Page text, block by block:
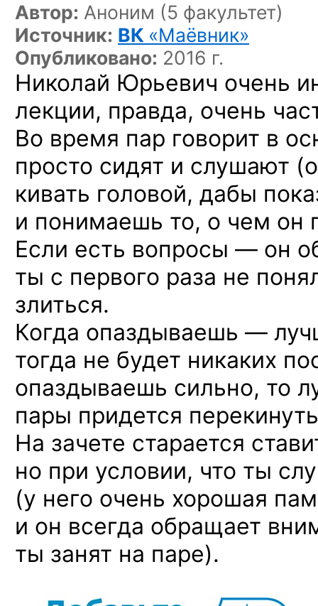
Автор: Аноним (5 факультет)
Источник: ВК «Маёвник»
Опубликовано: 2016 г.
Николай Юрьевич очень
лекции, правда, очень
Во время пар говорит в
просто сидят и слушают
кивать головой, дабы
и понимаешь то, о чем он
Если есть вопросы — он
ты с первого раза не
злиться.
Когда опаздываешь —
тогда не будет никаких
опаздываешь сильно, то
пары придется
На зачете старается
но при условии, что ты
(у него очень хорошая
и он всегда обращает
ты занят на паре).